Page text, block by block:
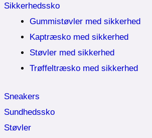
Sikkerhedssko
Gummistøvler med sikkerhed
Kaptræsko med sikkerhed
Støvler med sikkerhed
Trøffeltræsko med sikkerhed
Sneakers
Sundhedssko
Støvler